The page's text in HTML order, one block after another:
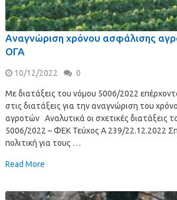
Αναγνώριση χρόνου ασφάλισης
ΟΓΑ
10/12/2022 0
Με διατάξεις του νόμου 5006/2022
στις διατάξεις για την αναγνώριση του
αγροτών Αναλυτικά οι σχετικές διατάξεις
5006/2022 – ΦΕΚ Τεύχος Α 239/22.12.2022
πολιτική για τους …
Read More